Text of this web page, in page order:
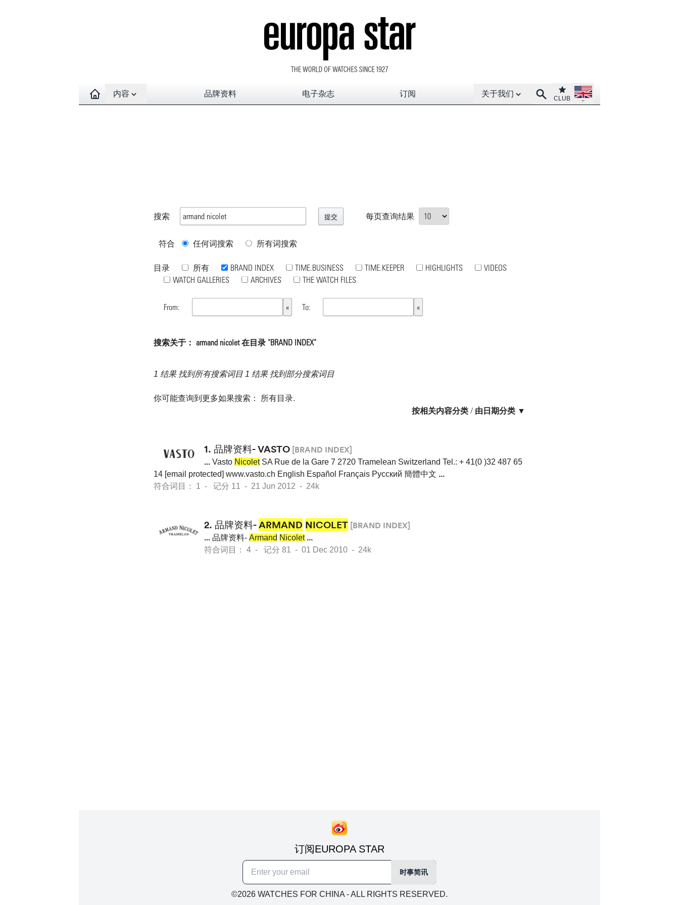
Open contents menu
内容 品牌资料 电子杂志 订阅
Open About menu
关于我们 SearchClub
CLUB
Open language menu
搜索 每页查询结果
符合 任何词搜索 所有词搜索
目录 所有 BRAND INDEX TIME.BUSINESS TIME.KEEPER HIGHLIGHTS
VIDEOS
WATCH GALLERIES
ARCHIVES THE WATCH FILES
From: To:
搜索关于： armand nicolet 在目录 "BRAND INDEX"
1 结果 找到所有搜索词目 1 结果 找到部分搜索词目
你可能查询到更多如果搜索： 所有目录.
按相关内容分类 / 由日期分类 ▼
1. 品牌资料- VASTO [BRAND INDEX]
... Vasto NicoletSA Rue de la Gare 7 2720 Tramelean Switzerland Tel.: + 41(0 )32 487 65
14 [email protected] www.vasto.ch English Español Français Pусский 簡體中文 ...
符合词目： 1 - 记分 11 - 21 Jun 2012 - 24k
2. 品牌资料-ARMAND NICOLET [BRAND INDEX]
... 品牌资料- Armand Nicolet ...
符合词目： 4 - 记分 81 - 01 Dec 2010 - 24k
订阅EUROPA STAR
时事简讯
©2026 WATCHES FOR CHINA - ALL RIGHTS RESERVED.